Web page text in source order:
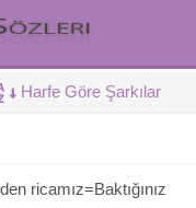
Harfe Göre Şarkılar
ricamız=Baktığınız